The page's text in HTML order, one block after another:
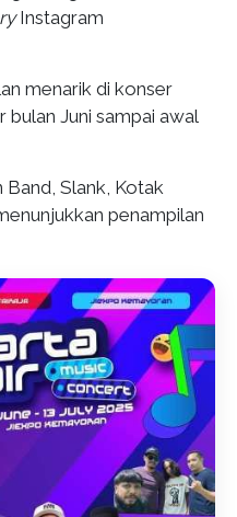
Instagram
menarik di konser
bulan Juni sampai awal
Band, Slank, Kotak
penampilan